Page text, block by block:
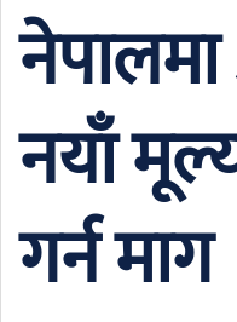
नयाँ
गर्न माग